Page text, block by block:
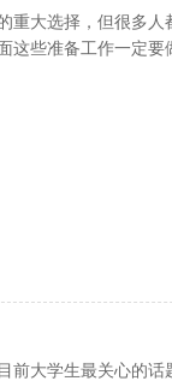
重大选择，但很多
这些准备工作一定要
前大学生最关心的